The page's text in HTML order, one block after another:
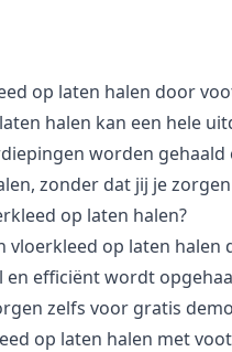
op laten halen door
halen kan een hele
worden
zonder dat jij je
op laten halen?
vloerkleed op laten
en efficiënt wordt
zelfs voor gratis
op laten halen met